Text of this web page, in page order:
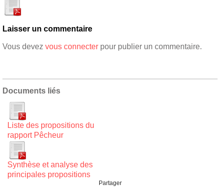
Laisser un commentaire
Vous devez vous connecter pour publier un commentaire.
Documents liés
Liste des propositions du
rapport Pêcheur
Synthèse et analyse des
principales propositions
Partager